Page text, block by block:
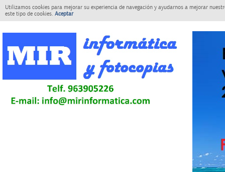
Utilizamos cookies para mejorar su experiencia de navegación y ayudarnos a mejorar
este tipo de cookies. Aceptar